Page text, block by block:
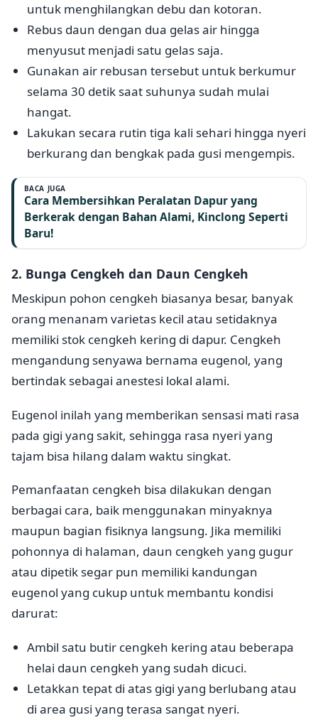
untuk menghilangkan debu dan kotoran.
Rebus daun dengan dua gelas air hingga
menyusut menjadi satu gelas saja.
Gunakan air rebusan tersebut untuk berkumur
selama 30 detik saat suhunya sudah mulai
hangat.
Lakukan secara rutin tiga kali sehari hingga nyeri
berkurang dan bengkak pada gusi mengempis.
BACA JUGA
Cara Membersihkan Peralatan Dapur yang
Berkerak dengan Bahan Alami, Kinclong Seperti
Baru!
2. Bunga Cengkeh dan Daun Cengkeh
Meskipun pohon cengkeh biasanya besar, banyak
orang menanam varietas kecil atau setidaknya
memiliki stok cengkeh kering di dapur. Cengkeh
mengandung senyawa bernama eugenol, yang
bertindak sebagai anestesi lokal alami.
Eugenol inilah yang memberikan sensasi mati rasa
pada gigi yang sakit, sehingga rasa nyeri yang
tajam bisa hilang dalam waktu singkat.
Pemanfaatan cengkeh bisa dilakukan dengan
berbagai cara, baik menggunakan minyaknya
maupun bagian fisiknya langsung. Jika memiliki
pohonnya di halaman, daun cengkeh yang gugur
atau dipetik segar pun memiliki kandungan
eugenol yang cukup untuk membantu kondisi
darurat:
Ambil satu butir cengkeh kering atau beberapa
helai daun cengkeh yang sudah dicuci.
Letakkan tepat di atas gigi yang berlubang atau
di area gusi yang terasa sangat nyeri.